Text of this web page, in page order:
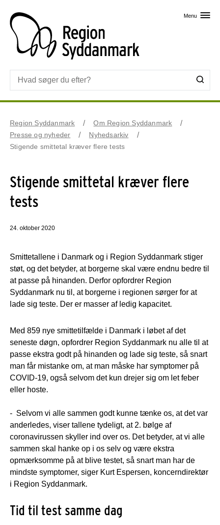
Menu
Region Syddanmark
Om Region Syddanmark
Presse og nyheder
Nyhedsarkiv
Stigende smittetal kræver flere tests
Stigende smittetal kræver flere
tests
24. oktober 2020
Smittetallene i Danmark og i Region Syddanmark stiger
støt, og det betyder, at borgerne skal være endnu bedre til
at passe på hinanden. Derfor opfordrer Region
Syddanmark nu til, at borgerne i regionen sørger for at
lade sig teste. Der er masser af ledig kapacitet.
Med 859 nye smittetilfælde i Danmark i løbet af det
seneste døgn, opfordrer Region Syddanmark nu alle til at
passe ekstra godt på hinanden og lade sig teste, så snart
man får mistanke om, at man måske har symptomer på
COVID-19, også selvom det kun drejer sig om let feber
eller hoste.
- Selvom vi alle sammen godt kunne tænke os, at det var
anderledes, viser tallene tydeligt, at 2. bølge af
coronavirussen skyller ind over os. Det betyder, at vi alle
sammen skal hanke op i os selv og være ekstra
opmærksomme på at blive testet, så snart man har de
mindste symptomer, siger Kurt Espersen, koncerndirektør
i Region Syddanmark.
Tid til test samme dag